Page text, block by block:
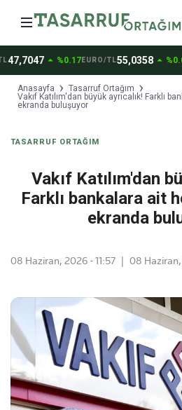
47,7047arrow_drop_up%0.17EURO/TL55,0358arrow_drop_up%0.04
Anasayfa
Tasarruf Ortağım
Vakıf Katılım'dan büyük ayrıcalık! Farklı
ekranda buluşuyor
TASARRUF ORTAĞIM
Vakıf Katılım'dan
Farklı bankalara ait
ekranda
08 Haziran, 2026 - 11:57 | 08